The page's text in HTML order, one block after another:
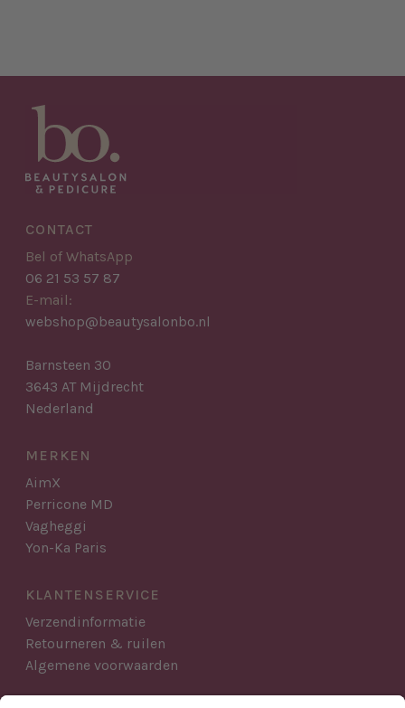
CONTACT
Bel of WhatsApp
06 21 53 57 87
E-mail:
webshop@beautysalonbo.nl
Barnsteen 30
3643 AT Mijdrecht
Nederland
MERKEN
AimX
Perricone MD
Vagheggi
Yon-Ka Paris
KLANTENSERVICE
Verzendinformatie
Retourneren & ruilen
Algemene voorwaarden